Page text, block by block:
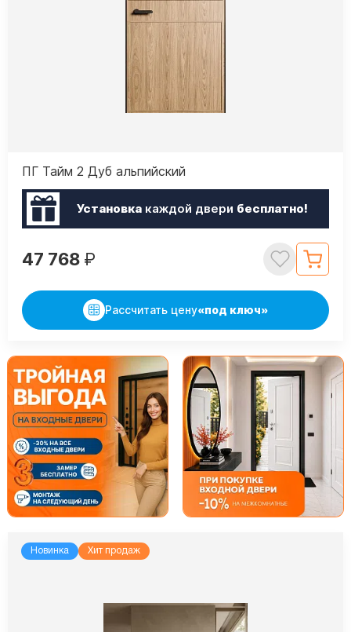
ПГ Тайм 2 Дуб альпийский
Установкакаждой двери бесплатно!
47 768 ₽
Рассчитать цену«под ключ»
Новинка Хит продаж